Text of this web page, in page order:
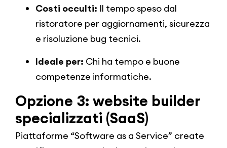
Costi occulti: Il tempo speso dal
ristoratore per aggiornamenti, sicurezza
e risoluzione bug tecnici.
Ideale per: Chi ha tempo e buone
competenze informatiche.
Opzione 3: website builder
specializzati (SaaS)
Piattaforme “Software as a Service” create